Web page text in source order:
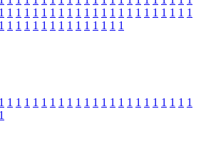
1 1 1 1 1 1 1 1 1 1 1 1 1 1 1 1 1 1 1 1 1 1 1
1 1 1 1 1 1 1 1 1 1 1 1 1 1 1
1 1 1 1 1 1 1 1 1 1 1 1 1 1 1 1 1 1 1 1 1 1 1
1